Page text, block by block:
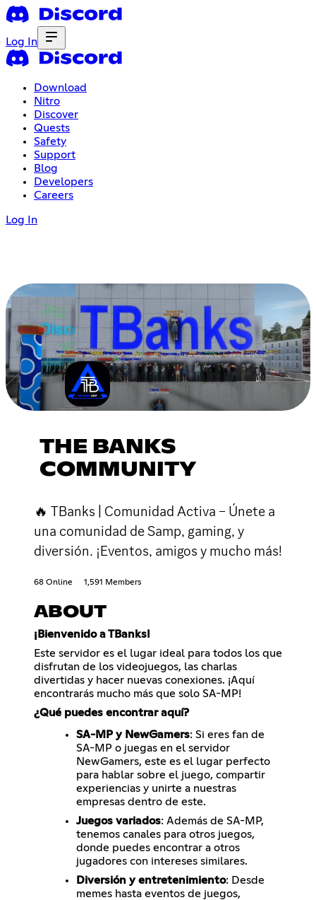
Log In
Download
Nitro
Discover
Quests
Safety
Support
Blog
Developers
Careers
Log In
THE BANKS
COMMUNITY
🔥 TBanks | Comunidad Activa – Únete a
una comunidad de Samp, gaming, y
diversión. ¡Eventos, amigos y mucho más!
68 Online 1,591 Members
ABOUT
¡Bienvenido a TBanks!
Este servidor es el lugar ideal para todos los que
disfrutan de los videojuegos, las charlas
divertidas y hacer nuevas conexiones. ¡Aquí
encontrarás mucho más que solo SA-MP!
¿Qué puedes encontrar aquí?
SA-MP y NewGamers: Si eres fan de
SA-MP o juegas en el servidor
NewGamers, este es el lugar perfecto
para hablar sobre el juego, compartir
experiencias y unirte a nuestras
empresas dentro de este.
Juegos variados: Además de SA-MP,
tenemos canales para otros juegos,
donde puedes encontrar a otros
jugadores con intereses similares.
Diversión y entretenimiento: Desde
memes hasta eventos de juegos,